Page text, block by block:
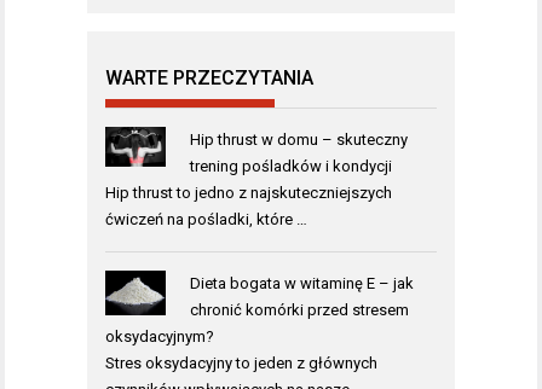
WARTE PRZECZYTANIA
Hip thrust w domu – skuteczny
trening pośladków i kondycji
Hip thrust to jedno z najskuteczniejszych
ćwiczeń na pośladki, które …
Dieta bogata w witaminę E – jak
chronić komórki przed stresem
oksydacyjnym?
Stres oksydacyjny to jeden z głównych